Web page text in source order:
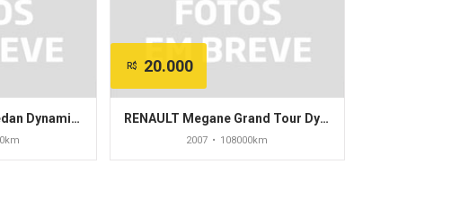
RENAULT Megane Sedan Dynamique Hi-Flex 1.6 16V
R$ 20.000
RENAULT Megane Grand Tour Dynamique 2.0 16V Aut.
2007 • 108000km